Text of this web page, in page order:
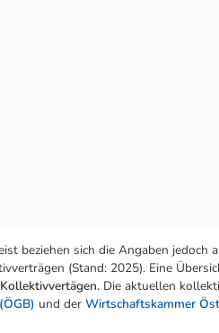
beziehen sich die Angaben jedoch
(Stand: 2025). Eine
Die aktuellen
und der Wirtschaftskammer